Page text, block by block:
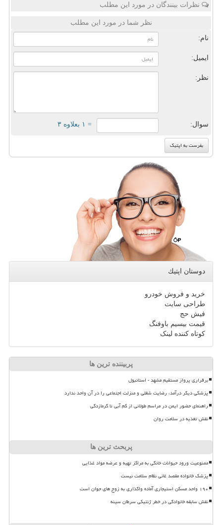
نظرات بینندگان در مورد این مطلب
نظر شما در مورد این مطلب
نام:
ایمیل:
نظر:
سوال: = ۱ بعلاوه ۳
دوستان اپتیك
خرید و فروش خودرو
طراحی سایت
فیش حج
قیمت بیسیم باوفنگ
کوتاه کننده لینک
پربیننده ترین ها
برقراری پرواز مستقیم مشهد - استانبول
پزشکی دیگر درآمد، رضایت شغلی و منزلت اجتماعی را در آن واحد ندارد
راهنمای حضور ایمن در مراسم طولانی از کم آبی تا گرمازدگی
نقش تغذیه در سلامت روان
پربحث ترین ها
ممنوعیت ورود حیوانات خانگی به مراکز تهیه و عرضه مواد غذایی
پزشک خانواده مقصد غائی نظام سلامت نیست
۱۹۰ واحد مسکن استیجاری آماده واگذاری به زوج های جوان است
نقش سابقه خانوادگی در خطر ژنتیکی سرطان سینه